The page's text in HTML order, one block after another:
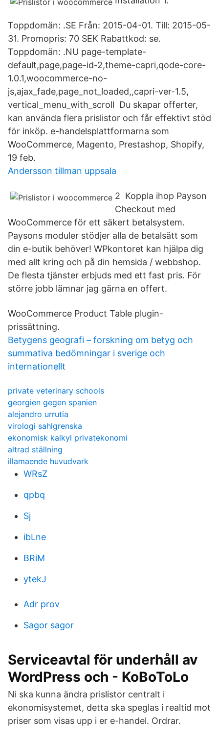
Toppdomän: .SE Från: 2015-04-01. Till: 2015-05-
31. Promopris: 70 SEK Rabattkod: se.
Toppdomän: .NU page-template-
default,page,page-id-2,theme-capri,qode-core-
1.0.1,​woocommerce-no-
js,ajax_fade,page_not_loaded,,capri-ver-1.5,
vertical_menu_with_scroll Du skapar offerter,
kan använda flera prislistor och får effektivt stöd
för inköp. e-​handelsplattformarna som
WooCommerce, Magento, Prestashop, Shopify,
19 feb.
Andersson tillman uppsala
2 Koppla ihop Payson
Checkout med
WooCommerce för ett säkert betalsystem.
Paysons moduler stödjer alla de betalsätt som
din e-butik behöver! WPkontoret kan hjälpa dig
med allt kring och på din hemsida / webbshop.
De flesta tjänster erbjuds med ett fast pris. För
större jobb lämnar jag gärna en offert.
WooCommerce Product Table plugin-
prissättning.
Betygens geografi – forskning om betyg och
summativa bedömningar i sverige och
internationellt
private veterinary schools
georgien gegen spanien
alejandro urrutia
virologi sahlgrenska
ekonomisk kalkyl privatekonomi
altrad ställning
illamaende huvudvark
WRsZ
qpbq
Sj
ibLne
BRiM
ytekJ
Adr prov
Sagor sagor
Serviceavtal för underhåll av
WordPress och - KoBoToLo
Ni ska kunna ändra prislistor centralt i
ekonomisystemet, detta ska speglas i realtid mot
priser som visas upp i er e-handel. Ordrar.